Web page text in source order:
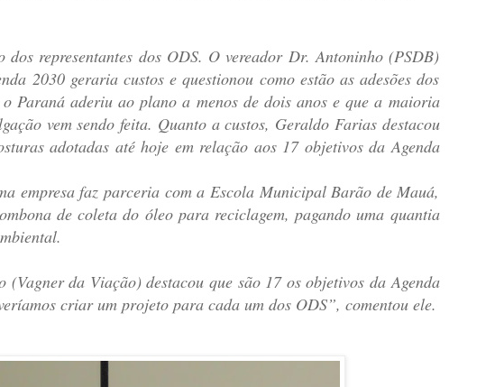
dos representantes dos ODS. O vereador Dr. Antoninho (PSDB)
2030 geraria custos e questionou como estão as adesões dos
Paraná aderiu ao plano a menos de dois anos e que a maioria
vem sendo feita. Quanto a custos, Geraldo Farias destacou
adotadas até hoje em relação aos 17 objetivos da Agenda
empresa faz parceria com a Escola Municipal Barão de Mauá,
de coleta do óleo para reciclagem, pagando uma quantia
da Viação) destacou que são 17 os objetivos da Agenda
criar um projeto para cada um dos ODS”, comentou ele.